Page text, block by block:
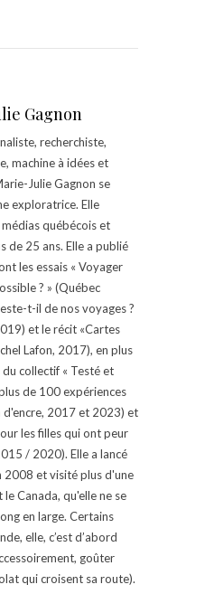
Gagnon
recherchiste,
machine à idées et
Julie Gagnon se
exploratrice. Elle
québécois et
de 25 ans. Elle a publié
les essais « Voyager
? » (Québec
t-il de nos voyages ?
et le récit «Cartes
Lafon, 2017), en plus
collectif « Testé et
de 100 expériences
d'encre, 2017 et 2023) et
les filles qui ont peur
/ 2020). Elle a lancé
2008 et visité plus d'une
Canada, qu'elle ne se
en large. Certains
elle, c’est d’abord
goûter
qui croisent sa route).